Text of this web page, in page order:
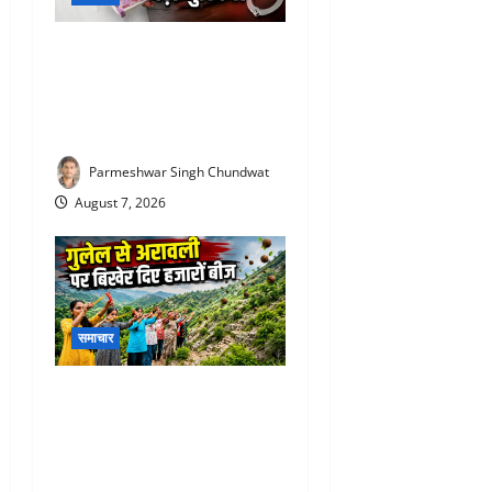
Parmeshwar Singh Chundwat
August 7, 2026
समाचार